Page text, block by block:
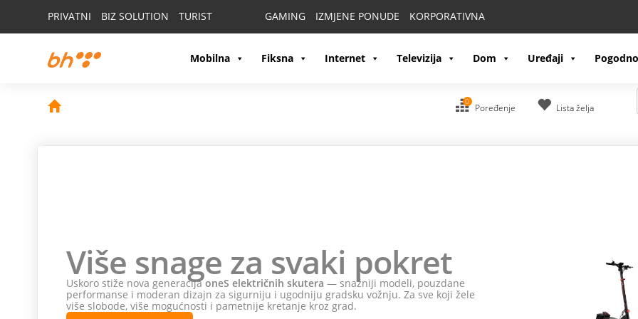
PRIVATNI BIZ SOLUTION TURIST GAMING IZMJENE PONUDE KORPORATIVNA
Mobilna Fiksna Internet Televizija Dom Uređaji
0
Poređenje Lista želja
Više snage za svaki pokret
Uskoro stiže nova generacijaoneS električnih skutera — snažniji modeli, pouzdane
performanse i moderan dizajn za sigurniju i ugodniju gradsku vožnju. Za sve koji žele
više slobode, više mogućnosti i pametnije kretanje kroz grad.